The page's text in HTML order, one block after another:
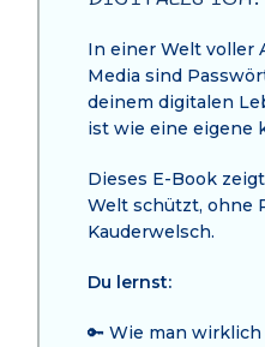
In einer Welt voller
Media sind
deinem digitalen
ist wie eine eigene
Dieses E-Book
Welt schützt, ohne
Kauderwelsch.
Du lernst:
🔑 Wie man